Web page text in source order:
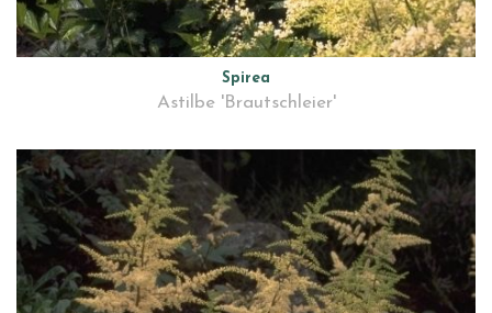
Spirea
Astilbe 'Brautschleier'